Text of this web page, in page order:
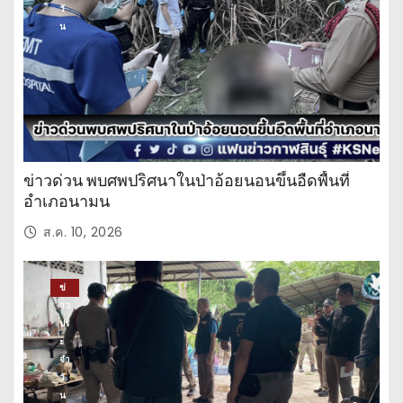
วั
น
ข่าวด่วน พบศพปริศนาในป่าอ้อยนอนขึ้นอืดพื้นที่
อำเภอนามน
ส.ค. 10, 2026
ข่
าว
ปร
ะ
จำ
วั
น